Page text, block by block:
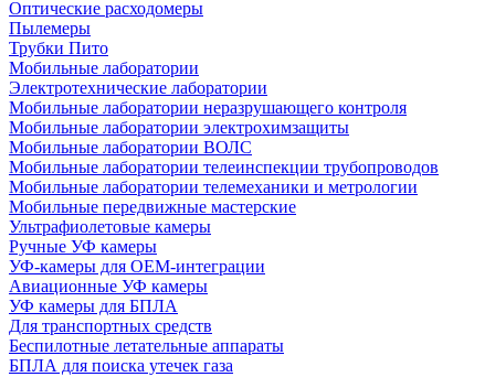
Оптические расходомеры
Пылемеры
Трубки Пито
Мобильные лаборатории
Электротехнические лаборатории
Мобильные лаборатории неразрушающего контроля
Мобильные лаборатории электрохимзащиты
Мобильные лаборатории ВОЛС
Мобильные лаборатории телеинспекции трубопроводов
Мобильные лаборатории телемеханики и метрологии
Мобильные передвижные мастерские
Ультрафиолетовые камеры
Ручные УФ камеры
УФ-камеры для OEM-интеграции
Авиационные УФ камеры
УФ камеры для БПЛА
Для транспортных средств
Беспилотные летательные аппараты
БПЛА для поиска утечек газа